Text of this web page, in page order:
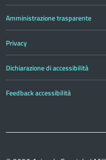
Amministrazione trasparente
Privacy
Dichiarazione di accessibilità
Feedback accessibilità